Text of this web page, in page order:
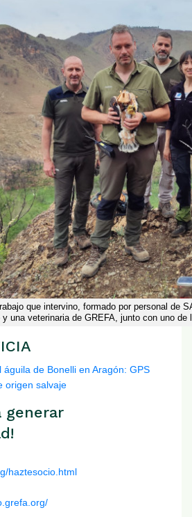
que intervino, formado por personal de
una veterinaria de GREFA, junto con uno
águila de Bonelli en Aragón: GPS
origen salvaje
generar
haztesocio.html